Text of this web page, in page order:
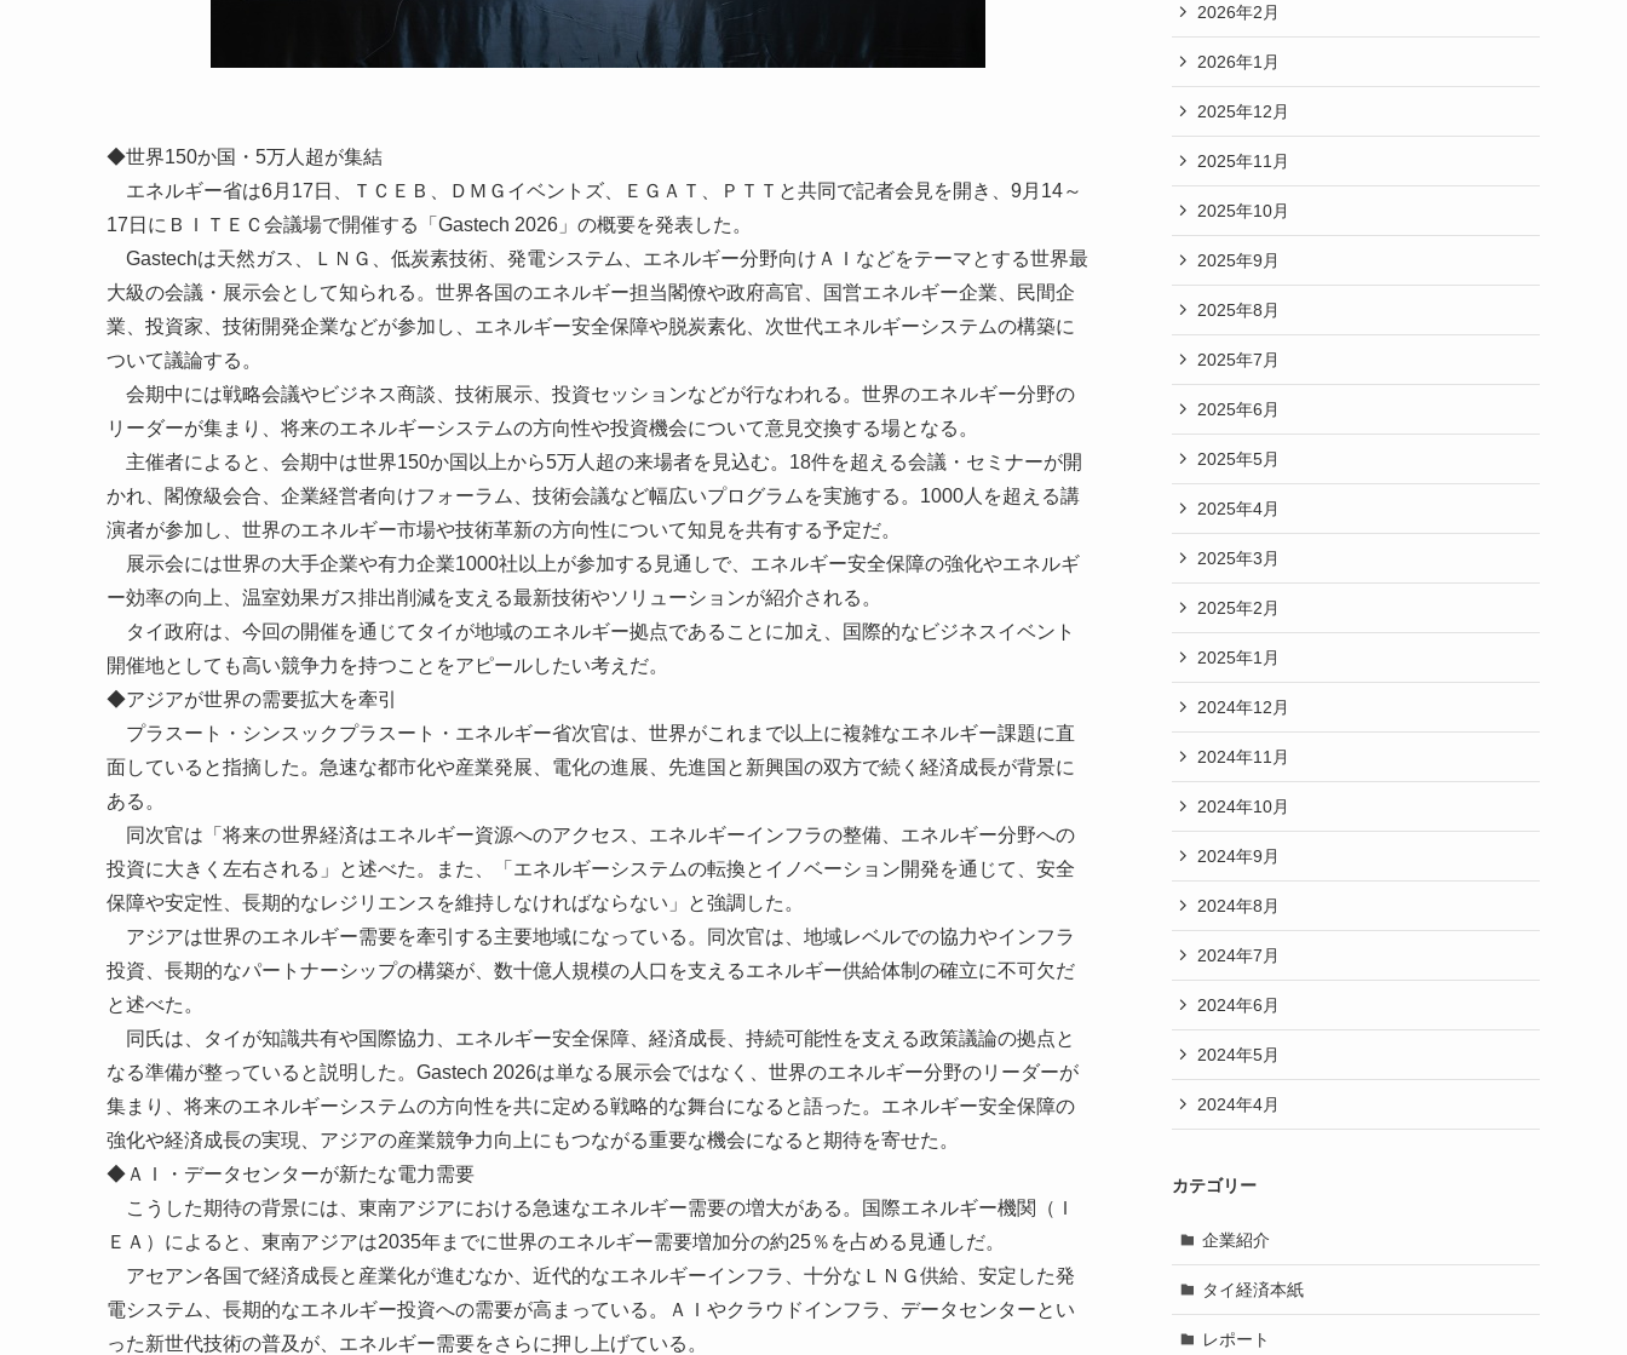
◆世界150か国・5万人超が集結
エネルギー省は6月17日、ＴＣＥＢ、ＤＭＧイベントズ、ＥＧＡＴ、ＰＴＴと共同で記者会見を開き、9月14～
17日にＢＩＴＥＣ会議場で開催する「Gastech 2026」の概要を発表した。
Gastechは天然ガス、ＬＮＧ、低炭素技術、発電システム、エネルギー分野向けＡＩなどをテーマとする世界最
大級の会議・展示会として知られる。世界各国のエネルギー担当閣僚や政府高官、国営エネルギー企業、民間企
業、投資家、技術開発企業などが参加し、エネルギー安全保障や脱炭素化、次世代エネルギーシステムの構築に
ついて議論する。
会期中には戦略会議やビジネス商談、技術展示、投資セッションなどが行なわれる。世界のエネルギー分野の
リーダーが集まり、将来のエネルギーシステムの方向性や投資機会について意見交換する場となる。
主催者によると、会期中は世界150か国以上から5万人超の来場者を見込む。18件を超える会議・セミナーが開
かれ、閣僚級会合、企業経営者向けフォーラム、技術会議など幅広いプログラムを実施する。1000人を超える講
演者が参加し、世界のエネルギー市場や技術革新の方向性について知見を共有する予定だ。
展示会には世界の大手企業や有力企業1000社以上が参加する見通しで、エネルギー安全保障の強化やエネルギ
ー効率の向上、温室効果ガス排出削減を支える最新技術やソリューションが紹介される。
タイ政府は、今回の開催を通じてタイが地域のエネルギー拠点であることに加え、国際的なビジネスイベント
開催地としても高い競争力を持つことをアピールしたい考えだ。
◆アジアが世界の需要拡大を牽引
プラスート・シンスックプラスート・エネルギー省次官は、世界がこれまで以上に複雑なエネルギー課題に直
面していると指摘した。急速な都市化や産業発展、電化の進展、先進国と新興国の双方で続く経済成長が背景に
ある。
同次官は「将来の世界経済はエネルギー資源へのアクセス、エネルギーインフラの整備、エネルギー分野への
投資に大きく左右される」と述べた。また、「エネルギーシステムの転換とイノベーション開発を通じて、安全
保障や安定性、長期的なレジリエンスを維持しなければならない」と強調した。
アジアは世界のエネルギー需要を牽引する主要地域になっている。同次官は、地域レベルでの協力やインフラ
投資、長期的なパートナーシップの構築が、数十億人規模の人口を支えるエネルギー供給体制の確立に不可欠だ
と述べた。
同氏は、タイが知識共有や国際協力、エネルギー安全保障、経済成長、持続可能性を支える政策議論の拠点と
なる準備が整っていると説明した。Gastech 2026は単なる展示会ではなく、世界のエネルギー分野のリーダーが
集まり、将来のエネルギーシステムの方向性を共に定める戦略的な舞台になると語った。エネルギー安全保障の
強化や経済成長の実現、アジアの産業競争力向上にもつながる重要な機会になると期待を寄せた。
◆ＡＩ・データセンターが新たな電力需要
こうした期待の背景には、東南アジアにおける急速なエネルギー需要の増大がある。国際エネルギー機関（Ｉ
ＥＡ）によると、東南アジアは2035年までに世界のエネルギー需要増加分の約25％を占める見通しだ。
アセアン各国で経済成長と産業化が進むなか、近代的なエネルギーインフラ、十分なＬＮＧ供給、安定した発
電システム、長期的なエネルギー投資への需要が高まっている。ＡＩやクラウドインフラ、データセンターとい
った新世代技術の普及が、エネルギー需要をさらに押し上げている。
2026年2月
2026年1月
2025年12月
2025年11月
2025年10月
2025年9月
2025年8月
2025年7月
2025年6月
2025年5月
2025年4月
2025年3月
2025年2月
2025年1月
2024年12月
2024年11月
2024年10月
2024年9月
2024年8月
2024年7月
2024年6月
2024年5月
2024年4月
カテゴリー
企業紹介
タイ経済本紙
レポート